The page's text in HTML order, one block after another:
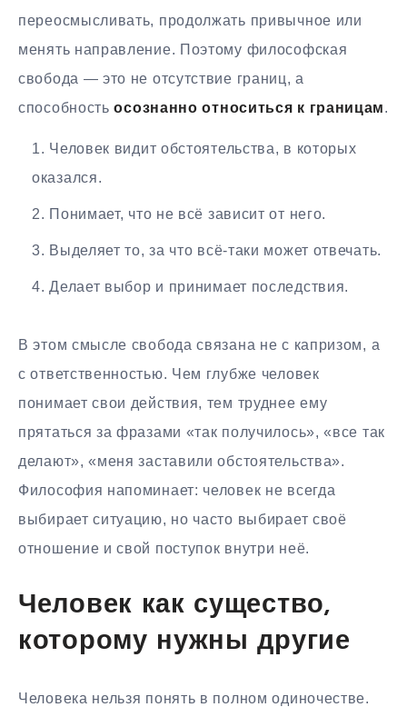
переосмысливать, продолжать привычное или
менять направление. Поэтому философская
свобода — это не отсутствие границ, а
способностьосознанно относиться к границам.
Человек видит обстоятельства, в которых
оказался.
Понимает, что не всё зависит от него.
Выделяет то, за что всё-таки может отвечать.
Делает выбор и принимает последствия.
В этом смысле свобода связана не с капризом, а
с ответственностью. Чем глубже человек
понимает свои действия, тем труднее ему
прятаться за фразами «так получилось», «все так
делают», «меня заставили обстоятельства».
Философия напоминает: человек не всегда
выбирает ситуацию, но часто выбирает своё
отношение и свой поступок внутри неё.
Человек как существо,
которому нужны другие
Человека нельзя понять в полном одиночестве.